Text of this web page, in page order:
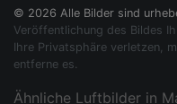
© 2026 Alle Bilder sind
Veröffentlichung des Bildes
Ihre Privatsphäre verletzen,
entferne es.
Ähnliche Luftbilder in